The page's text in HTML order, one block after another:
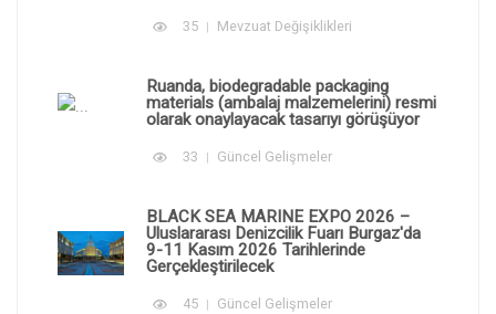
35 Mevzuat Değişiklikleri
Ruanda, biodegradable packaging
materials (ambalaj malzemelerini) resmi
olarak onaylayacak tasarıyı görüşüyor
33 Güncel Gelişmeler
BLACK SEA MARINE EXPO 2026 –
Uluslararası Denizcilik Fuarı Burgaz'da
9-11 Kasım 2026 Tarihlerinde
Gerçekleştirilecek
45 Güncel Gelişmeler